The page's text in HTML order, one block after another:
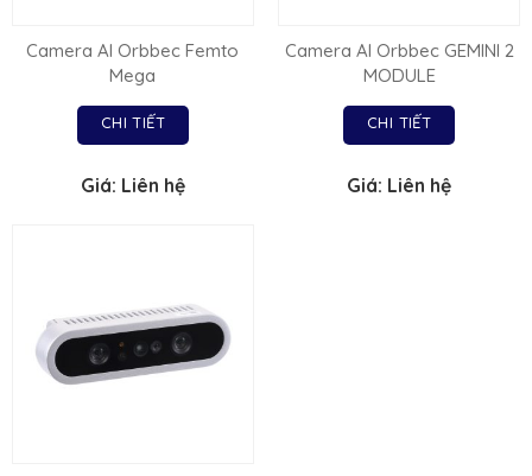
Camera AI Orbbec Femto
Mega
CHI TIẾT
Giá: Liên hệ
Camera AI Orbbec GEMINI 2
MODULE
CHI TIẾT
Giá: Liên hệ